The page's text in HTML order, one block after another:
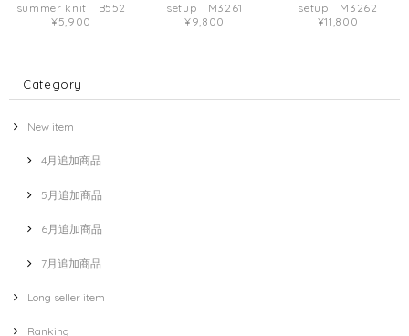
summer knit B552
¥5,900
setup M3261
¥9,800
setup M3262
¥11,800
Category
New item
4月追加商品
5月追加商品
6月追加商品
7月追加商品
Long seller item
Ranking